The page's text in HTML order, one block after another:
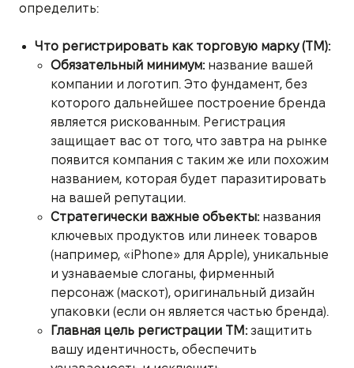
определить:
Что регистрировать как торговую марку (ТМ):
Обязательный минимум:название вашей
компании и логотип. Это фундамент, без
которого дальнейшее построение бренда
является рискованным. Регистрация
защищает вас от того, что завтра на рынке
появится компания с таким же или похожим
названием, которая будет паразитировать
на вашей репутации.
Стратегически важные объекты:названия
ключевых продуктов или линеек товаров
(например, «iPhone» для Apple), уникальные
и узнаваемые слоганы, фирменный
персонаж (маскот), оригинальный дизайн
упаковки (если он является частью бренда).
Главная цель регистрации ТМ:защитить
вашу идентичность, обеспечить